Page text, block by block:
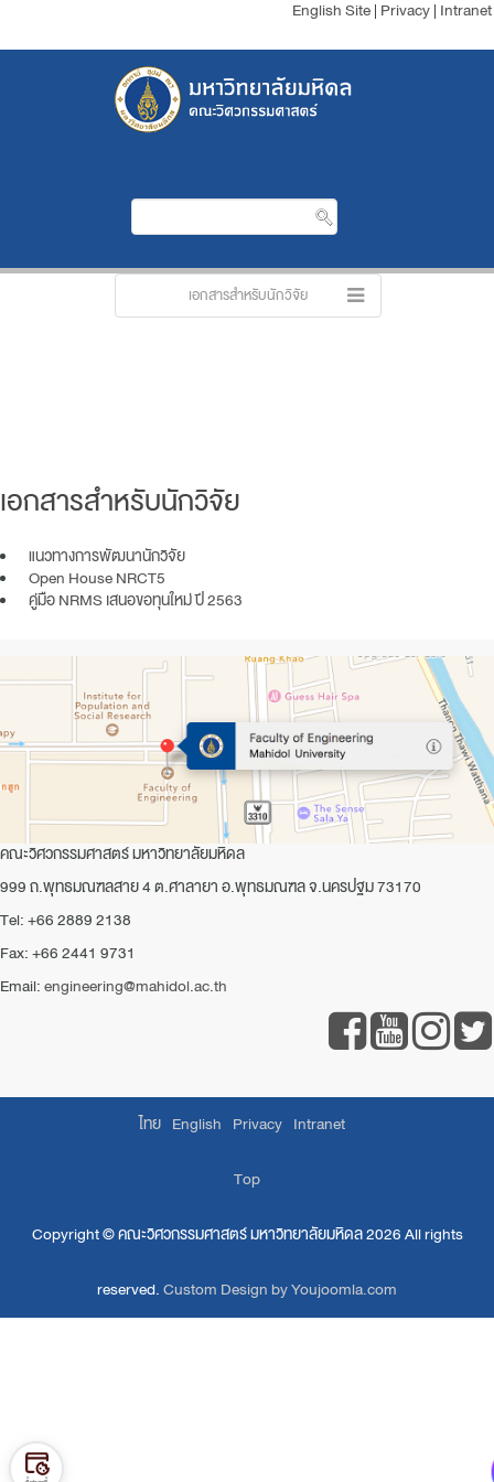
English Site| Privacy| Intranet
เอกสารสำหรับนักวิจัย
เอกสารสำหรับนักวิจัย
แนวทางการพัฒนานักวิจัย
Open House NRCT5
คู่มือ NRMS เสนอขอทุนใหม่ ปี 2563
คณะวิศวกรรมศาสตร์ มหาวิทยาลัยมหิดล
999 ถ.พุทธมณฑลสาย 4 ต.ศาลายา อ.พุทธมณฑล จ.นครปฐม 73170
Tel: +66 2889 2138
Fax: +66 2441 9731
Email:engineering@mahidol.ac.th
ไทย English Privacy Intranet
Top
Copyright ©คณะวิศวกรรมศาสตร์ มหาวิทยาลัยมหิดล2026 All rights
reserved.Custom Design by Youjoomla.com